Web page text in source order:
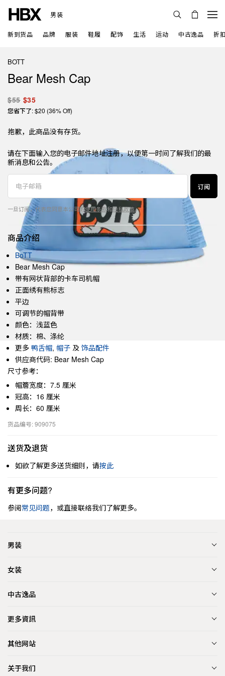
男装
新到货品 品牌 服装 鞋履 配饰 生活 运动 中古逸品 折
BOTT
Bear Mesh Cap
$55 $35
您省下了: $20 (36% Off)
抱歉，此商品没有存货。
请在下面输入您的电子邮件地址注册，以便第一时间了解我们的最
新消息和公告。
订阅
一旦订阅，代表您同意本公司的使用条款和隐私政策。
商品介绍
BoTT
Bear Mesh Cap
带有网状背部的卡车司机帽
正面绣有熊标志
平边
可调节的帽背带
颜色：浅蓝色
材质：棉、涤纶
更多 鸭舌帽, 帽子 及 饰品配件
供应商代码: Bear Mesh Cap
尺寸参考：
帽簷宽度：7.5 厘米
冠高：16 厘米
周长：60 厘米
货品编号: 909075
送货及退货
如欲了解更多送货细则，请按此
有更多问题?
参阅常见问题，或直接联络我们了解更多。
男装
女装
中古逸品
更多資訊
其他网站
关于我们